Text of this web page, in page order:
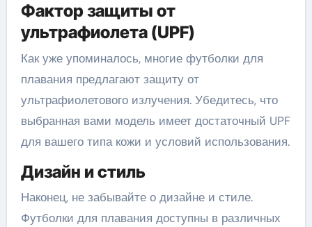
Фактор защиты от
ультрафиолета (UPF)
Как уже упоминалось, многие футболки для
плавания предлагают защиту от
ультрафиолетового излучения. Убедитесь, что
выбранная вами модель имеет достаточный UPF
для вашего типа кожи и условий использования.
Дизайн и стиль
Наконец, не забывайте о дизайне и стиле.
Футболки для плавания доступны в различных